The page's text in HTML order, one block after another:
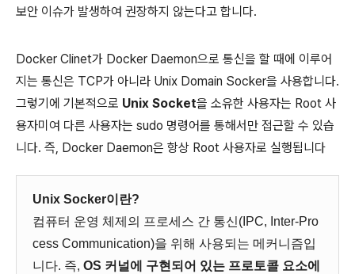
보안 이슈가 발생하여 권장하지 않는다고 합니다.
Docker Clinet가 Docker Daemon으로 통신을 할 때에 이루어
지는 통신은 TCP가 아니라 Unix Domain Socker을 사용합니다.
그렇기에 기본적으로 Unix Socket을 소유한 사용자는 Root 사
용자미여 다른 사용자는 sudo 명령어를 통해서만 접근할 수 있습
니다. 즉, Docker Daemon은 항상 Root 사용자로 실행됩니다
Unix Socker이란?
컴퓨터 운영 체제의 프로세스 간 통신(IPC, Inter-Pro
cess Communication)을 위해 사용되는 메커니즘입
니다. 즉, OS 커널에 구현되어 있는 프로토콜 요소에